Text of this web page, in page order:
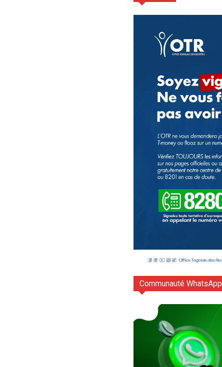
Communauté WhatsApp